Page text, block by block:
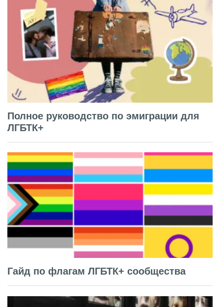
Полное руководство по эмиграции для
ЛГБТК+
Гайд по флагам ЛГБТК+ сообщества